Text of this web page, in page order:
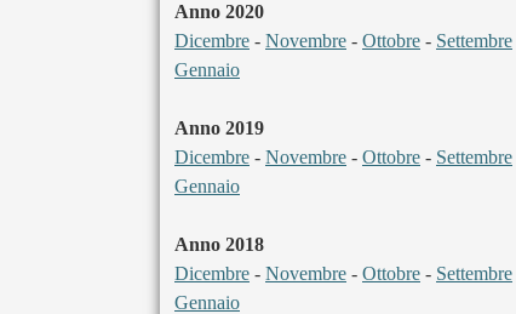
Anno 2020
Dicembre - Novembre - Ottobre - Settembre
Gennaio
Anno 2019
Dicembre - Novembre - Ottobre - Settembre
Gennaio
Anno 2018
Dicembre - Novembre - Ottobre - Settembre
Gennaio